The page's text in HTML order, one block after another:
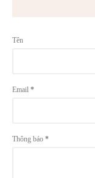
Tên
Email *
Thông báo *